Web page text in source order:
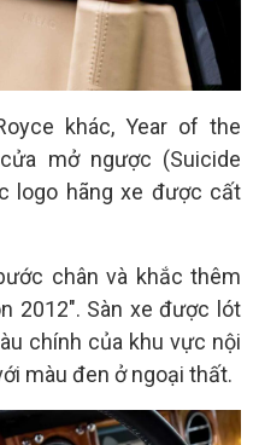
khác, Year of the
mở ngược (Suicide
logo hãng xe được cất
chân và khắc thêm
2012". Sàn xe được lót
chính của khu vực nội
màu đen ở ngoại thất.